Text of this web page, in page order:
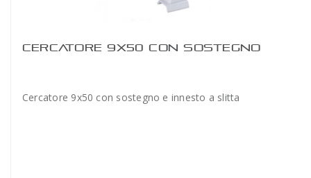
CERCATORE 9X50 CON SOSTEGNO
Cercatore 9x50 con sostegno e innesto a slitta